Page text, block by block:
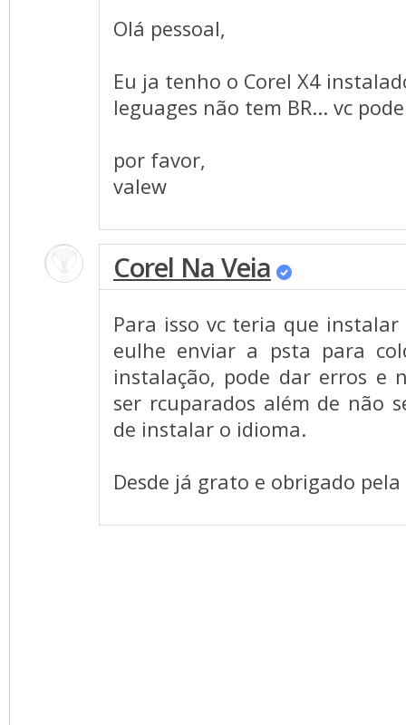
Olá pessoal,
Eu ja tenho o Corel X4
leguages não tem BR... vc
por favor,
valew
Corel Na Veia
Para isso vc teria que instalar
eulhe enviar a psta para
instalação, pode dar erros e
ser rcuparados além de não
de instalar o idioma.
Desde já grato e obrigado